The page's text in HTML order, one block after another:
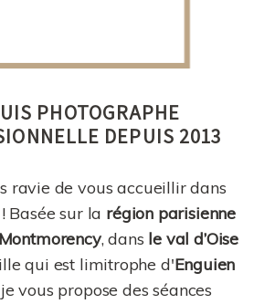
PHOTOGRAPHE
DEPUIS 2013
ravie de vous accueillir dans
Basée sur la région parisienne
, dans le val d’Oise
qui est limitrophe d'Enguien
vous propose des séances